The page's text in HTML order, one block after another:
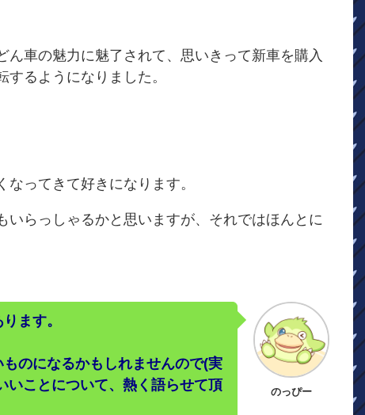
車の魅力に魅了されて、思いきって新車を購入
るようになりました。
ってきて好きになります。
らっしゃるかと思いますが、それではほんとに
のっぴー
ます。
のになるかもしれませんので(実
いことについて、熱く語らせて頂